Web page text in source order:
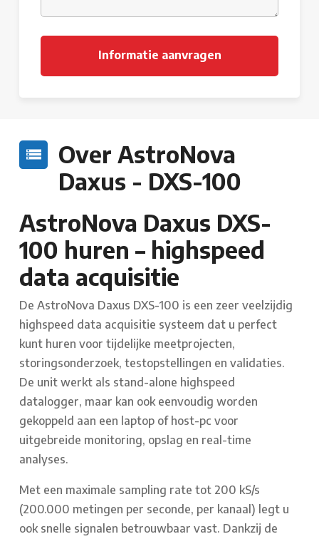
Over AstroNova
Daxus - DXS-100
AstroNova Daxus DXS-
100 huren – highspeed
data acquisitie
De AstroNova Daxus DXS-100 is een zeer veelzijdig
highspeed data acquisitie systeem dat u perfect
kunt huren voor tijdelijke meetprojecten,
storingsonderzoek, testopstellingen en validaties.
De unit werkt als stand-alone highspeed
datalogger, maar kan ook eenvoudig worden
gekoppeld aan een laptop of host-pc voor
uitgebreide monitoring, opslag en real-time
analyses.
Met een maximale sampling rate tot 200 kS/s
(200.000 metingen per seconde, per kanaal) legt u
ook snelle signalen betrouwbaar vast. Dankzij de